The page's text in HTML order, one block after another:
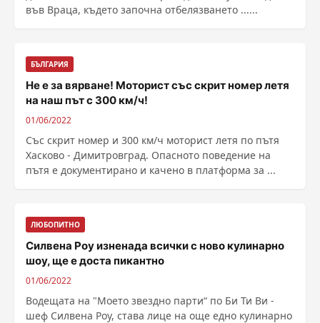
във Враца, където започна отбелязването ......
БЪЛГАРИЯ
Не е за вярване! Моторист със скрит номер летя
на наш път с 300 км/ч!
01/06/2022
Със скрит номер и 300 км/ч моторист летя по пътя
Хасково - Димитровград. Опасното поведение на
пътя е документирано и качено в платформа за ...
ЛЮБОПИТНО
Силвена Роу изненада всички с ново кулинарно
шоу, ще е доста пикантно
01/06/2022
Водещата на "Моето звездно парти“ по Би Ти Ви -
шеф Силвена Роу, става лице на още едно кулинарно